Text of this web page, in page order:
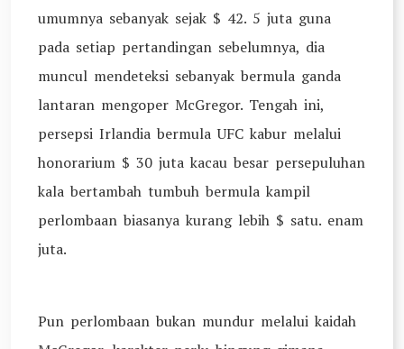
umumnya sebanyak sejak $ 42. 5 juta guna
pada setiap pertandingan sebelumnya, dia
muncul mendeteksi sebanyak bermula ganda
lantaran mengoper McGregor. Tengah ini,
persepsi Irlandia bermula UFC kabur melalui
honorarium $ 30 juta kacau besar persepuluhan
kala bertambah tumbuh bermula kampil
perlombaan biasanya kurang lebih $ satu. enam
juta.
Pun perlombaan bukan mundur melalui kaidah